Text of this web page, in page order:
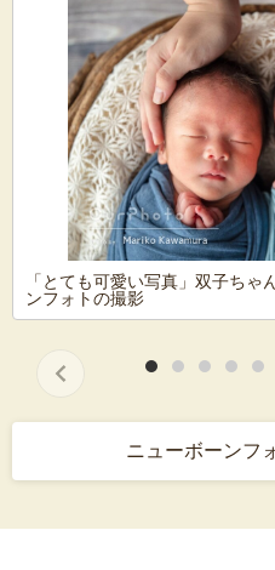
「とても可愛い写真」双子ちゃ
ンフォトの撮影
ニューボーンフ